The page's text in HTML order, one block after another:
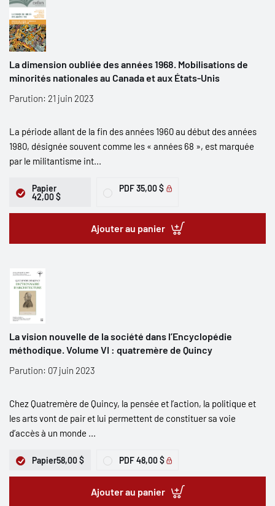
La dimension oubliée des années 1968. Mobilisations de
minorités nationales au Canada et aux États-Unis
Parution: 21 juin 2023
La période allant de la fin des années 1960 au début des années
1980, désignée souvent comme les « années 68 », est marquée
par le militantisme int...
Papier
42,00 $
PDF 35,00 $
Ajouter au panier
La vision nouvelle de la société dans l’Encyclopédie
méthodique. Volume VI : quatremère de Quincy
Parution: 07 juin 2023
Chez Quatremère de Quincy, la pensée et l’action, la politique et
les arts vont de pair et lui permettent de constituer sa voie
d’accès à un monde ...
Papier58,00 $ PDF48,00 $
Ajouter au panier